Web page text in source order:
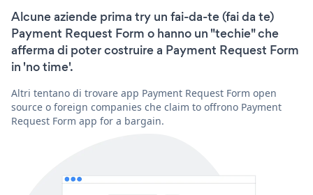
Alcune aziende prima try un fai-da-te (fai da te)
Payment Request Form o hanno un "techie" che
afferma di poter costruire a Payment Request Form
in 'no time'.
Altri tentano di trovare app Payment Request Form open
source o foreign companies che claim to offrono Payment
Request Form app for a bargain.